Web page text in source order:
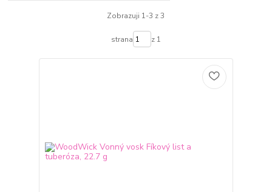
Zobrazuji 1-3 z 3
strana z 1